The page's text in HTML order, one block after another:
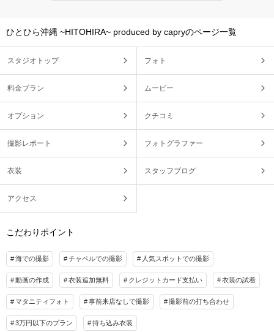
ひとひら沖縄 ~HITOHIRA~ produced by capryのページ一覧
スタジオトップ フォト
料金プラン ムービー
オプション クチコミ
撮影レポート フォトグラファー
衣装 スタッフブログ
アクセス
こだわりポイント
海での撮影 チャペルでの撮影 人気スポットでの撮影
動画の作成 衣装追加無料 クレジットカード支払い 衣装の試着
マタニティフォト 事前来店なしで撮影 撮影前の打ち合わせ
3万円以下のプラン 持ち込み衣装